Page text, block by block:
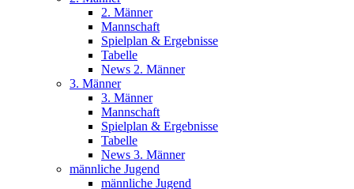
2. Männer
Mannschaft
Spielplan & Ergebnisse
Tabelle
News 2. Männer
3. Männer
3. Männer
Mannschaft
Spielplan & Ergebnisse
Tabelle
News 3. Männer
männliche Jugend
männliche Jugend